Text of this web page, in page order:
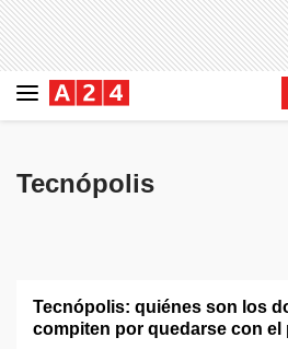
Tecnópolis
Tecnópolis: quiénes son los
compiten por quedarse con el